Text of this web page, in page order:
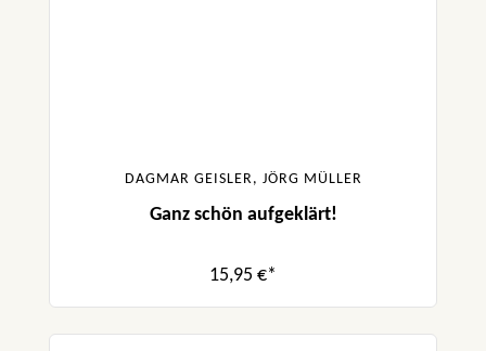
DAGMAR GEISLER, JÖRG MÜLLER
Ganz schön aufgeklärt!
15,95 €*